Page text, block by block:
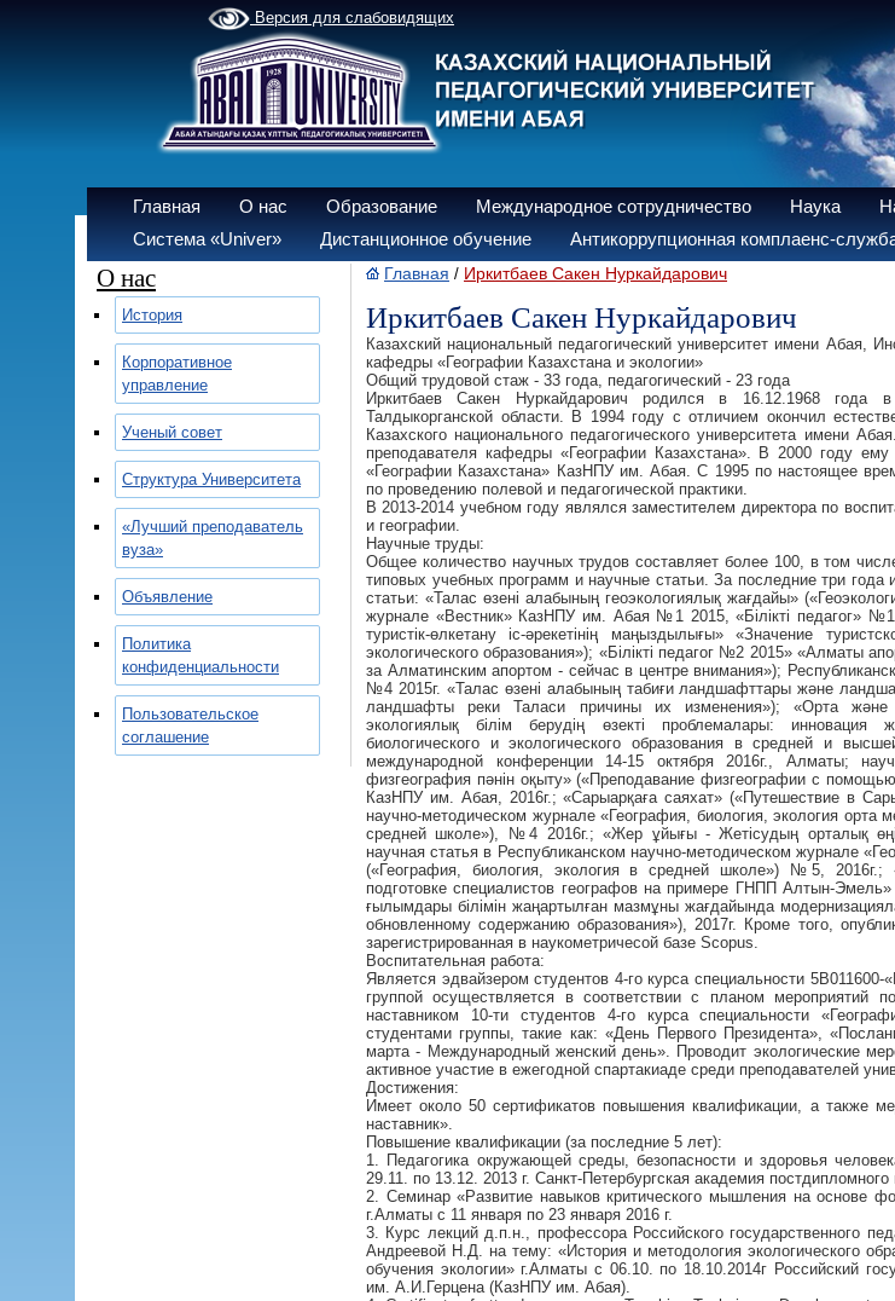
Версия для слабовидящих
Главная О нас Образование Международное сотрудничество Наука
Система «Univer»
Дистанционное обучение Антикоррупционная комплаенс-
О нас
История
Корпоративное
управление
Ученый совет
Структура Университета
«Лучший преподаватель
вуза»
Объявление
Политика
конфиденциальности
Пользовательское
соглашение
Главная / Иркитбаев Сакен Нуркайдарович
Иркитбаев Сакен Нуркайдарович
Казахский национальный педагогический университет имени Абая,
кафедры «Географии Казахстана и экологии»
Общий трудовой стаж - 33 года, педагогический - 23 года
Иркитбаев Сакен Нуркайдарович родился в 16.12.1968 года
Талдыкорганской области. В 1994 году с отличием окончил
Казахского национального педагогического университета имени
преподавателя кафедры «Географии Казахстана». В 2000 году
«Географии Казахстана» КазНПУ им. Абая. С 1995 по настоящее
по проведению полевой и педагогической практики.
В 2013-2014 учебном году являлся заместителем директора по
и географии.
Научные труды:
Общее количество научных трудов составляет более 100, в том
типовых учебных программ и научные статьи. За последние три
статьи: «Талас өзені алабының геоэкологиялық жағдайы»
журнале «Вестник» КазНПУ им. Абая №1 2015, «Білікті педагог»
туристік-өлкетану іс-әрекетінің маңыздылығы» «Значение
экологического образования»); «Білікті педагог №2 2015» «Алматы
за Алматинским апортом - сейчас в центре внимания»);
№4 2015г. «Талас өзені алабының табиғи ландшафттары және
ландшафты реки Таласи причины их изменения»); «Орта және
экологиялық білім берудің өзекті проблемалары: инновация
биологического и экологического образования в средней и
международной конференции 14-15 октября 2016г., Алматы;
физгеография пәнін оқыту» («Преподавание физгеографии с
КазНПУ им. Абая, 2016г.; «Сарыарқаға саяхат» («Путешествие в
научно-методическом журнале «География, биология, экология орта
средней школе»), №4 2016г.; «Жер ұйығы - Жетісудың орталық
научная статья в Республиканском научно-методическом журнале
(«География, биология, экология в средней школе») №5, 2016г.;
подготовке специалистов географов на примере ГНПП Алтын-
ғылымдары білімін жаңартылған мазмұны жағдайында
обновленному содержанию образования»), 2017г. Кроме того,
зарегистрированная в наукометричесой базе Scopus.
Воспитательная работа:
Является эдвайзером студентов 4-го курса специальности 5В011600-
группой осуществляется в соответствии с планом мероприятий
наставником 10-ти студентов 4-го курса специальности
студентами группы, такие как: «День Первого Президента»,
марта - Международный женский день». Проводит экологические
активное участие в ежегодной спартакиаде среди преподавателей
Достижения:
Имеет около 50 сертификатов повышения квалификации, а также
наставник».
Повышение квалификации (за последние 5 лет):
1. Педагогика окружающей среды, безопасности и здоровья
29.11. по 13.12. 2013 г. Санкт-Петербургская академия постдипломного
2. Семинар «Развитие навыков критического мышления на основе
г.Алматы с 11 января по 23 января 2016 г.
3. Курс лекций д.п.н., профессора Российского государственного
Андреевой Н.Д. на тему: «История и методология экологического
обучения экологии» г.Алматы с 06.10. по 18.10.2014г Российский
им. А.И.Герцена (КазНПУ им. Абая).